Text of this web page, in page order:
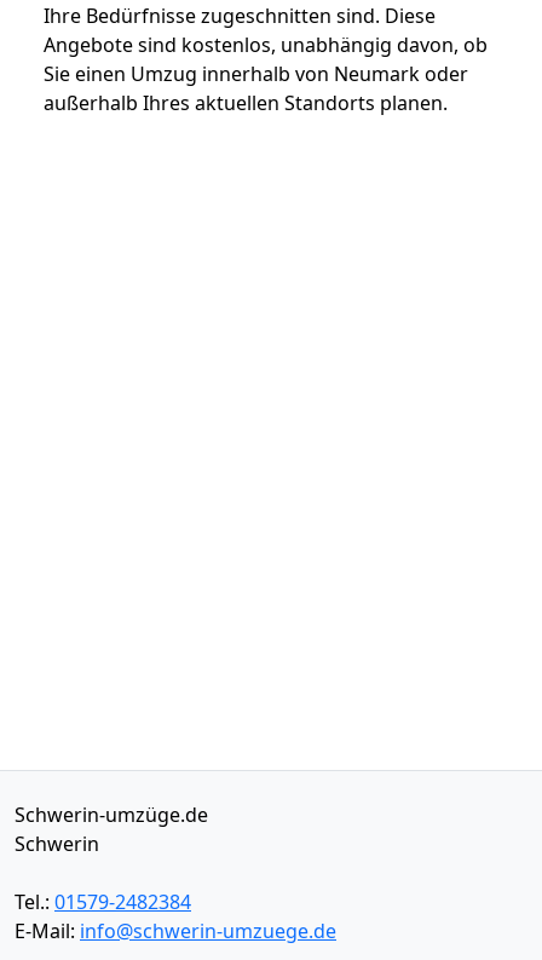
Ihre Bedürfnisse zugeschnitten sind. Diese
Angebote sind kostenlos, unabhängig davon, ob
Sie einen Umzug innerhalb von Neumark oder
außerhalb Ihres aktuellen Standorts planen.
Schwerin-umzüge.de
Schwerin
Tel.: 01579-2482384
E-Mail: info@schwerin-umzuege.de